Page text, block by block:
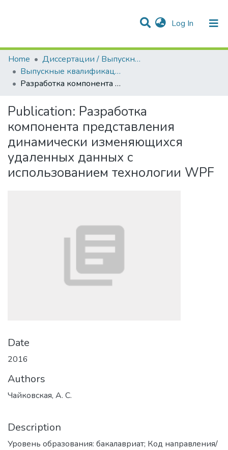
Log In (current)
Communities & Collections
Statistics
All of DSpace
Home
Диссертации / Выпускные квалификационные работы
Выпускные квалификационные работы
Разработка компонента представления динамически изменяющихся удаленных данных с использованием технологии WPF
Publication: Разработка
компонента представления
динамически изменяющихся
удаленных данных с
использованием технологии WPF
Date
2016
Authors
Чайковская, А. С.
Description
Уровень образования: бакалавриат; Код направления/